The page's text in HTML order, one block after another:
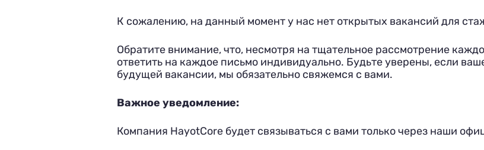
К сожалению, на данный момент у нас нет открытых вакансий для
Обратите внимание, что, несмотря на тщательное рассмотрение
ответить на каждое письмо индивидуально. Будьте уверены, если
будущей вакансии, мы обязательно свяжемся с вами.
Важное уведомление:
Компания HayotCore будет связываться с вами только через наши